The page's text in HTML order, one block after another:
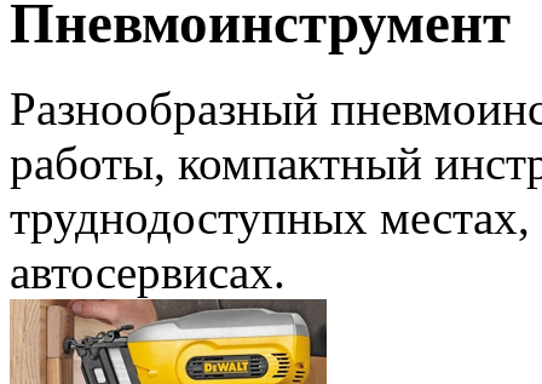
Пневмоинструмент
Разнообразный
работы, компактный
труднодоступных
автосервисах.